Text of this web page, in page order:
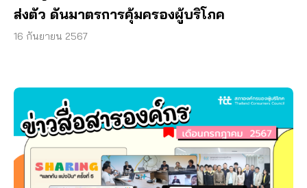
ส่งตัว ดันมาตรการคุ้มครองผู้บริโภค
16 กันยายน 2567